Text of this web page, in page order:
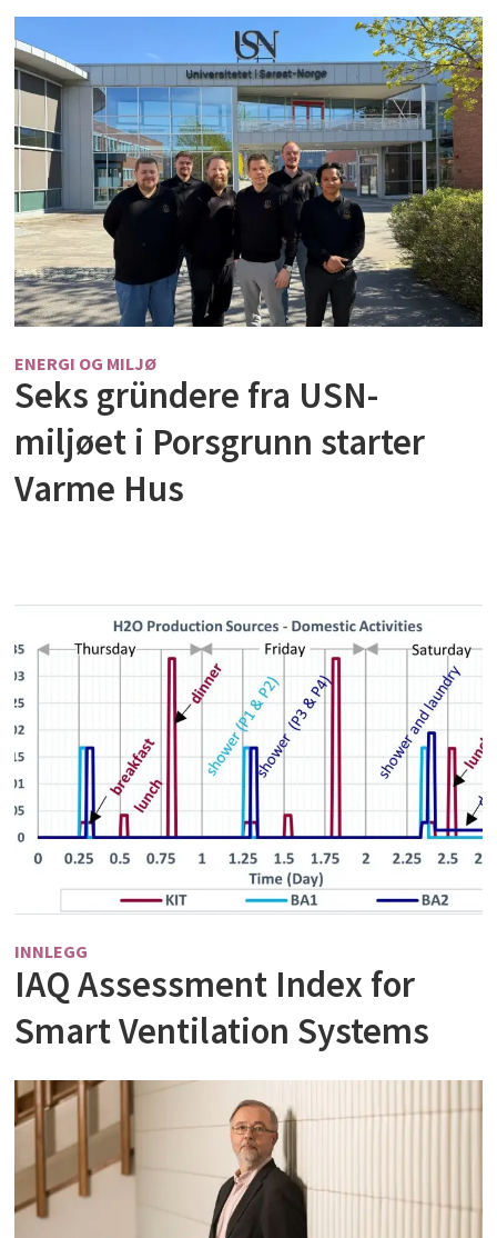
ENERGI OG MILJØ
Seks gründere fra USN-
miljøet i Porsgrunn starter
Varme Hus
INNLEGG
IAQ Assessment Index for
Smart Ventilation Systems